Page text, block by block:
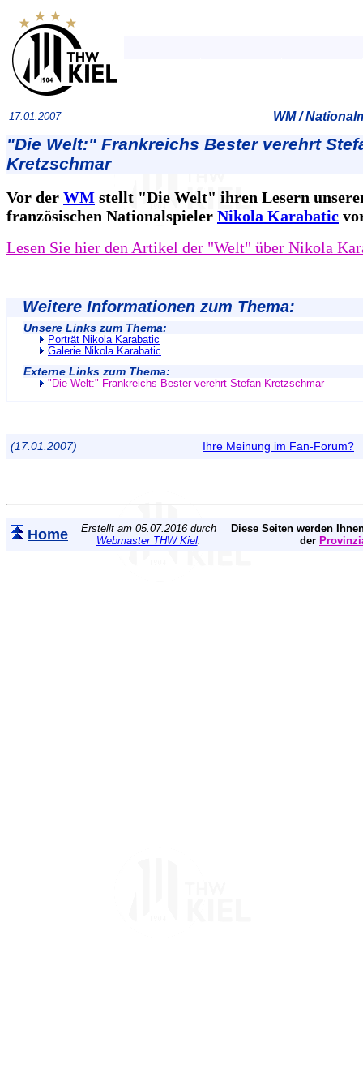
17.01.2007 WM /
"Die Welt:" Frankreichs Bester verehrt
Kretzschmar
Vor der WM stellt "Die Welt" ihren Lesern
französischen Nationalspieler Nikola Karabatic
Lesen Sie hier den Artikel der "Welt" über Nikola
Weitere Informationen zum Thema:
Unsere Links zum Thema:
Porträt Nikola Karabatic
Galerie Nikola Karabatic
Externe Links zum Thema:
"Die Welt:" Frankreichs Bester verehrt Stefan Kretzschmar
(17.01.2007) Ihre Meinung im Fan-Forum?
Home
Erstellt am 05.07.2016 durch
Webmaster THW Kiel.
Diese Seiten werden
der